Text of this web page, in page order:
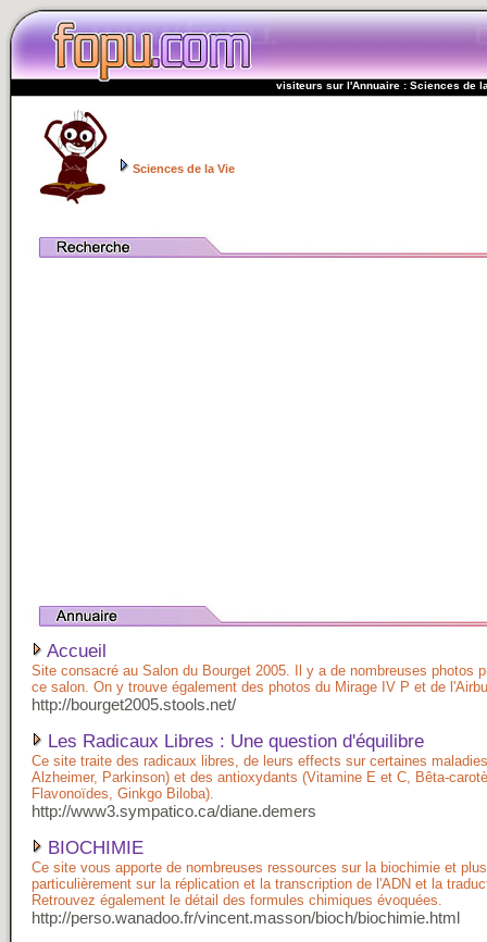
visiteurs sur l'Annuaire : Sciences de
Sciences de la Vie
Accueil
Site consacré au Salon du Bourget 2005. Il y a de nombreuses photos
ce salon. On y trouve également des photos du Mirage IV P et de
http://bourget2005.stools.net/
Les Radicaux Libres : Une question d'équilibre
Ce site traite des radicaux libres, de leurs effects sur certaines
Alzheimer, Parkinson) et des antioxydants (Vitamine E et C, Bêta-
Flavonoïdes, Ginkgo Biloba).
http://www3.sympatico.ca/diane.demers
BIOCHIMIE
Ce site vous apporte de nombreuses ressources sur la biochimie et plus
particulièrement sur la réplication et la transcription de l'ADN et la
Retrouvez également le détail des formules chimiques évoquées.
http://perso.wanadoo.fr/vincent.masson/bioch/biochimie.html